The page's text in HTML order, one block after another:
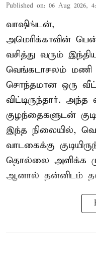
Published on: 06 Aug 2026,
வாஷிங்டன்,
அமெரிக்காவின்
வசித்து வரும்
வெங்கடாசலம் மணி
சொந்தமான ஒரு
விட்டிருந்தார்.
குழந்தைகளுடன்
இந்த நிலையில்,
வாடகைக்கு
தொல்லை அளிக்க
ஆனால் தன்னிடம்